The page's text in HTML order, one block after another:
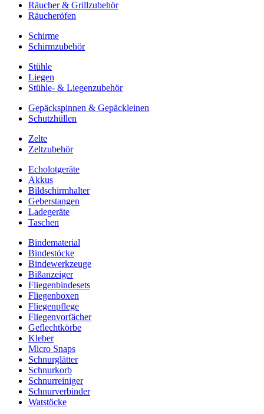
Räucher & Grillzubehör
Räucheröfen
Schirme
Schirmzubehör
Stühle
Liegen
Stühle- & Liegenzubehör
Gepäckspinnen & Gepäckleinen
Schutzhüllen
Zelte
Zeltzubehör
Echolotgeräte
Akkus
Bildschirmhalter
Geberstangen
Ladegeräte
Taschen
Bindematerial
Bindestöcke
Bindewerkzeuge
Bißanzeiger
Fliegenbindesets
Fliegenboxen
Fliegenpflege
Fliegenvorfächer
Geflechtkörbe
Kleber
Micro Snaps
Schnurglätter
Schnurkorb
Schnurreiniger
Schnurverbinder
Watstöcke